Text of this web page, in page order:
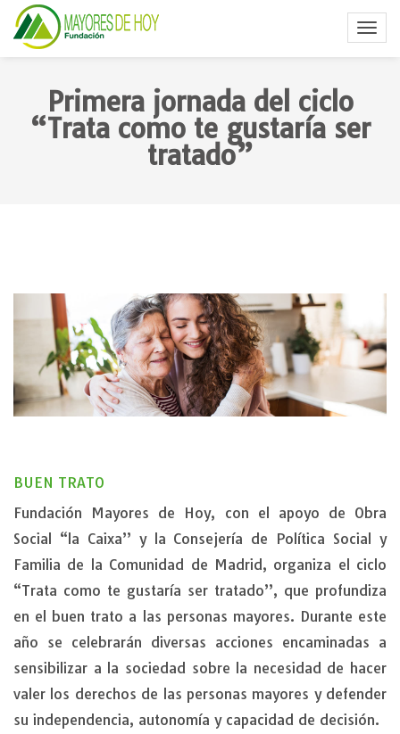
Primera jornada del ciclo
“Trata como te gustaría ser
tratado”
BUEN TRATO
Fundación Mayores de Hoy, con el apoyo de Obra
Social “la Caixa” y la Consejería de Política Social y
Familia de la Comunidad de Madrid, organiza el ciclo
“Trata como te gustaría ser tratado”, que profundiza
en el buen trato a las personas mayores. Durante este
año se celebrarán diversas acciones encaminadas a
sensibilizar a la sociedad sobre la necesidad de hacer
valer los derechos de las personas mayores y defender
su independencia, autonomía y capacidad de decisión.